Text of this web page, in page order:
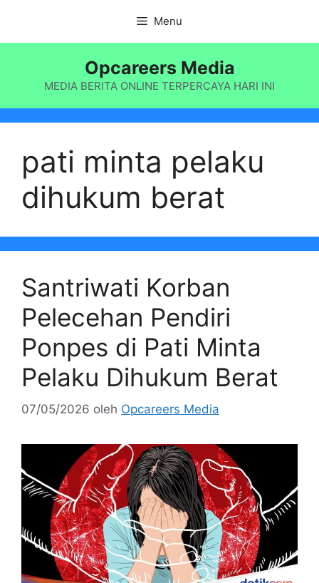
isi
Menu
Opcareers Media
MEDIA BERITA ONLINE TERPERCAYA HARI INI
pati minta pelaku
dihukum berat
Santriwati Korban
Pelecehan Pendiri
Ponpes di Pati Minta
Pelaku Dihukum Berat
07/05/2026 oleh Opcareers Media